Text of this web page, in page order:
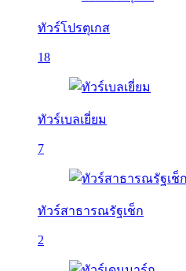
ทัวร์โปรตุเกส
18
ทัวร์เบลเยี่ยม
7
ทัวร์สาธารณรัฐเช็ก
2